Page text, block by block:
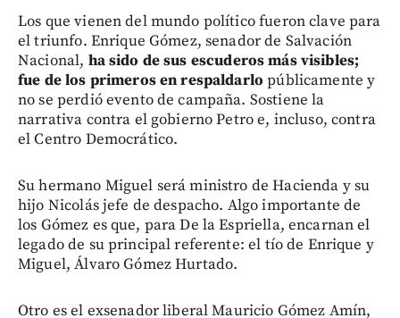
Los que vienen del mundo político fueron clave para
el triunfo. Enrique Gómez, senador de Salvación
Nacional, ha sido de sus escuderos más visibles;
fue de los primeros en respaldarlo públicamente y
no se perdió evento de campaña. Sostiene la
narrativa contra el gobierno Petro e, incluso, contra
el Centro Democrático.
Su hermano Miguel será ministro de Hacienda y su
hijo Nicolás jefe de despacho. Algo importante de
los Gómez es que, para De la Espriella, encarnan el
legado de su principal referente: el tío de Enrique y
Miguel, Álvaro Gómez Hurtado.
Otro es el exsenador liberal Mauricio Gómez Amín,